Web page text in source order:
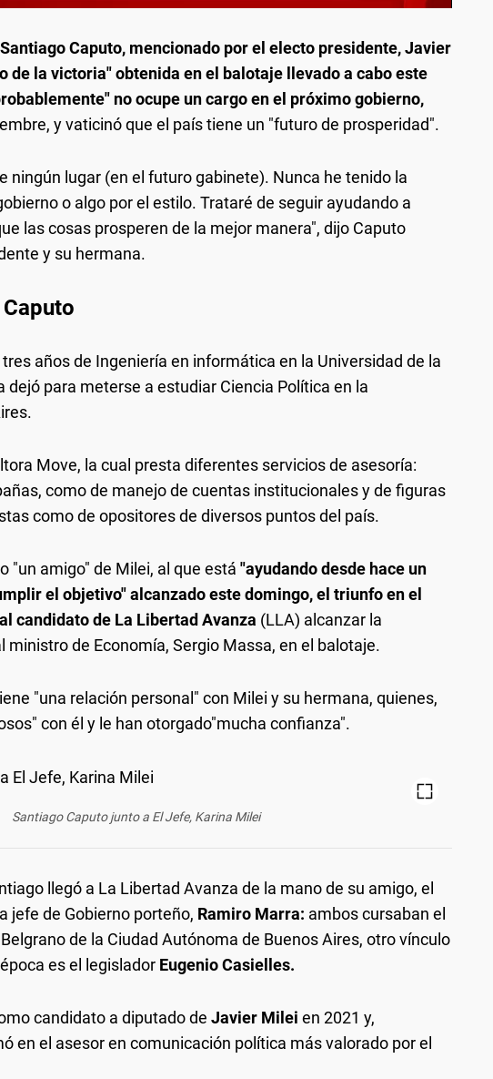
Caputo, mencionado por el electo presidente, Javier
de la victoria" obtenida en el balotaje llevado a cabo este
no ocupe un cargo en el próximo gobierno,
y vaticinó que el país tiene un "futuro de prosperidad".
ningún lugar (en el futuro gabinete). Nunca he tenido la
o algo por el estilo. Trataré de seguir ayudando a
las cosas prosperen de la mejor manera", dijo Caputo
y su hermana.
años de Ingeniería en informática en la Universidad de la
dejó para meterse a estudiar Ciencia Política en la
Move, la cual presta diferentes servicios de asesoría:
como de manejo de cuentas institucionales y de figuras
como de opositores de diversos puntos del país.
"un amigo" de Milei, al que está "ayudando desde hace un
el objetivo" alcanzado este domingo, el triunfo en el
candidato de La Libertad Avanza (LLA) alcanzar la
ministro de Economía, Sergio Massa, en el balotaje.
"una relación personal" con Milei y su hermana, quienes,
con él y le han otorgado"mucha confianza".
Santiago Caputo junto a El Jefe, Karina Milei
llegó a La Libertad Avanza de la mano de su amigo, el
jefe de Gobierno porteño, Ramiro Marra: ambos cursaban el
de la Ciudad Autónoma de Buenos Aires, otro vínculo
es el legislador Eugenio Casielles.
candidato a diputado de Javier Milei en 2021 y,
en el asesor en comunicación política más valorado por el